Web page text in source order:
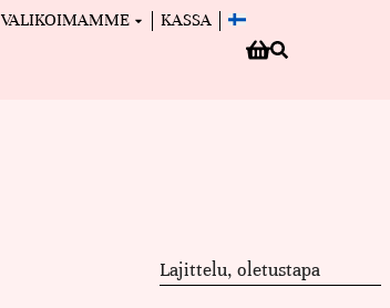
VALIKOIMAMME KASSA